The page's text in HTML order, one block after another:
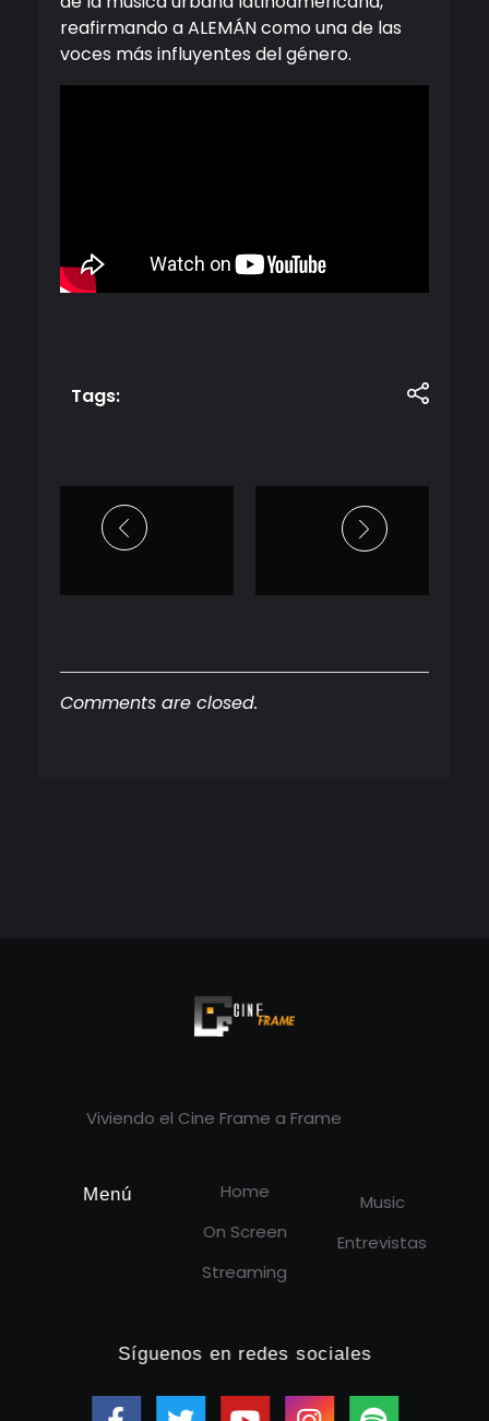
reafirmando a ALEMÁN como una de las
voces más influyentes del género.
Tags:
Comments are closed.
Viviendo el Cine Frame a Frame
Menú
Home
On Screen
Streaming
Music
Entrevistas
Síguenos en redes sociales